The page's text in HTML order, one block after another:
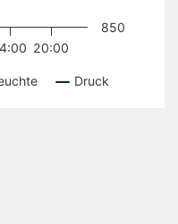
Druck
20:00
850